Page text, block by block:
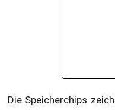
Die Speicherchips